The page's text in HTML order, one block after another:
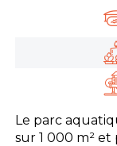
Le parc
sur 1 000 m²